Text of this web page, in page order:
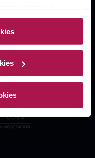
más
de Cookies